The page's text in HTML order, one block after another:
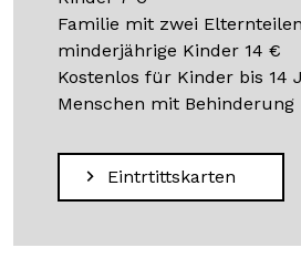
Familie mit zwei
minderjährige Kinder 14 €
Kostenlos für Kinder bis 14
Menschen mit Behinderung
Eintrtittskarten